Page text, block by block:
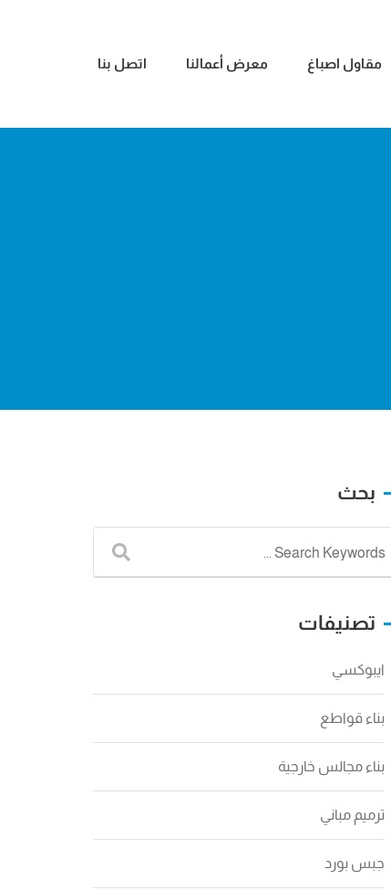
مقاول اصباغ معرض أعمالنا اتصل بنا
بحث
تصنيفات
ايبوكسي
بناء قواطع
بناء مجالس خارجية
ترميم مباني
جبس بورد